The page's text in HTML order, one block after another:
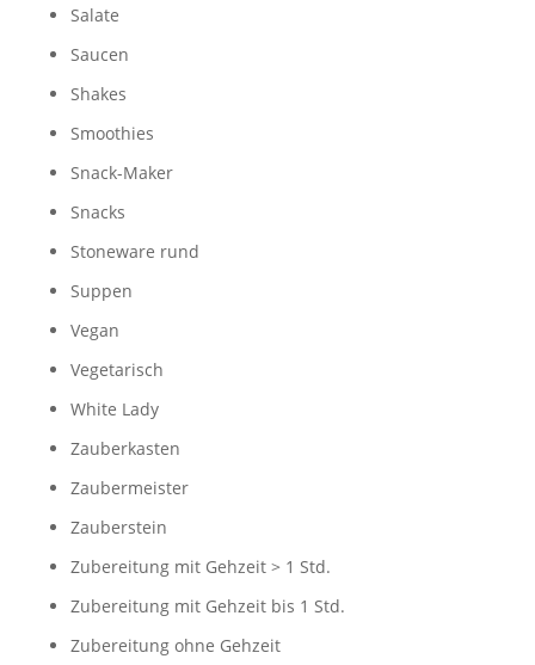
Salate
Saucen
Shakes
Smoothies
Snack-Maker
Snacks
Stoneware rund
Suppen
Vegan
Vegetarisch
White Lady
Zauberkasten
Zaubermeister
Zauberstein
Zubereitung mit Gehzeit > 1 Std.
Zubereitung mit Gehzeit bis 1 Std.
Zubereitung ohne Gehzeit